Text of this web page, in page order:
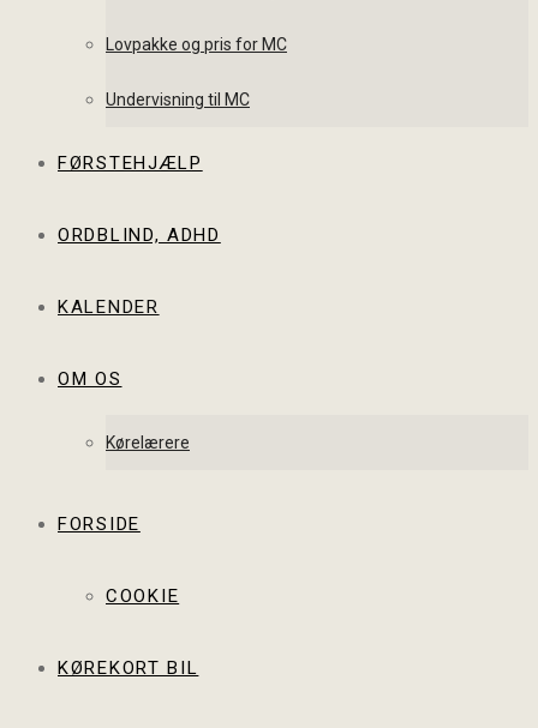
Lovpakke og pris for MC
Undervisning til MC
FØRSTEHJÆLP
ORDBLIND, ADHD
KALENDER
OM OS
Kørelærere
FORSIDE
COOKIE
KØREKORT BIL